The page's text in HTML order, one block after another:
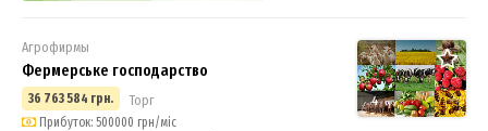
4
Агрофирмы
Фермерське господарство
36 763 584 грн. Торг
Прибуток: 500000 грн/міс